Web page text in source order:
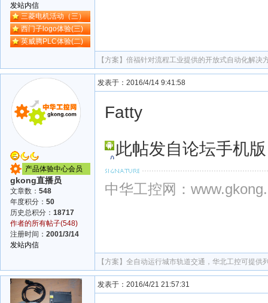
发站内信
三菱电机活动（三）
西门子logo体验(三)
英威腾PLC体验(二)
【方案】 倍福针对流程工业提供的开放式自动化解决
产品体验中心会员
gkong直播员
文章数： 548
年度积分： 50
历史总积分： 18717
作者的所有帖子(548)
注册时间： 2001/3/14
发站内信
发表于：2016/4/14 9:41:58
Fatty
此帖发自论坛手机版
中华工控网：
【方案】 全自动运行城市轨道交通，华北工控可提供
发表于：2016/4/21 21:57:31